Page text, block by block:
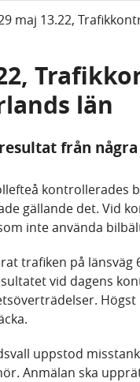
maj 13.22,
län
från
kontrollerades
gällande det. Vid
inte använda
trafiken på länsväg
vid dagens
uppstod
Anmälan ska